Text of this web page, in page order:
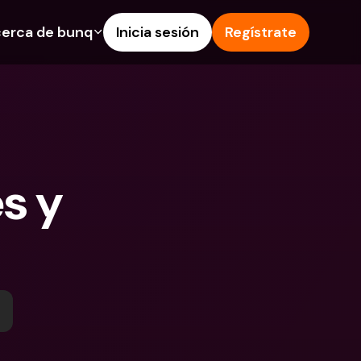
de crédito
IBAN extranjeros
y depósitos en
gastos
de bunq Inicia sesión Regístrate
y